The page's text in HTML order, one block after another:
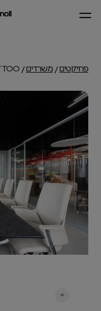
פרויקטים משרדים
+